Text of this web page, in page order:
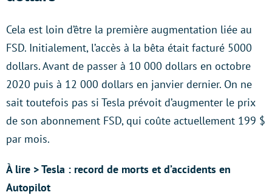
Cela est loin d’être la première augmentation liée au
FSD. Initialement, l’accès à la bêta était facturé 5000
dollars. Avant de passer à 10 000 dollars en octobre
2020 puis à 12 000 dollars en janvier dernier. On ne
sait toutefois pas si Tesla prévoit d’augmenter le prix
de son abonnement FSD, qui coûte actuellement 199 $
par mois.
À lire > Tesla : record de morts et d’accidents en
Autopilot